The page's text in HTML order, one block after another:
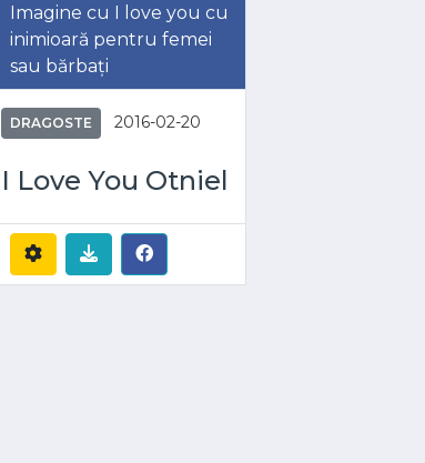
Imagine cu I love you cu
inimioară pentru femei
sau bărbați
DRAGOSTE 2016-02-20
I Love You Otniel